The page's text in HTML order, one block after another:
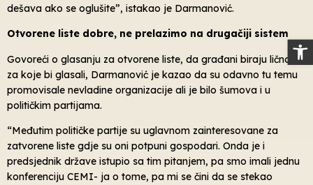
dešava ako se oglušite”, istakao je Darmanović.
Otvorene liste dobre, ne prelazimo na drugačiji sistem
Govoreći o glasanju za otvorene liste, da građani biraju ličnosti
za koje bi glasali, Darmanović je kazao da su odavno tu temu
promovisale nevladine organizacije ali je bilo šumova i u
političkim partijama.
“Međutim političke partije su uglavnom zainteresovane za
zatvorene liste gdje su oni potpuni gospodari. Onda je i
predsjednik države istupio sa tim pitanjem, pa smo imali jednu
konferenciju CEMI- ja o tome, pa mi se čini da se stekao